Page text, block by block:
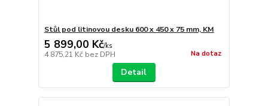
Stůl pod litinovou desku 600 x 450 x 75 mm, KM
5 899,00 Kč/ks
4 875,21 Kč bez DPH Na dotaz
Detail